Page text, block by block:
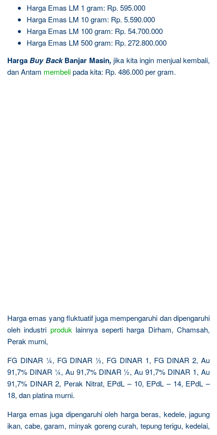
Harga Emas LM 1 gram: Rp. 595.000
Harga Emas LM 10 gram: Rp. 5.590.000
Harga Emas LM 100 gram: Rp. 54.700.000
Harga Emas LM 500 gram: Rp. 272.800.000
HargaBuy BackBanjar Masin,jika kita ingin menjual kembali,
dan Antam membelipada kita: Rp. 486.000 per gram.
Harga emas yang fluktuatif juga mempengaruhi dan dipengaruhi
oleh industri produk lainnya seperti harga Dirham, Chamsah,
Perak murni,
FG DINAR ¼, FG DINAR ½, FG DINAR 1, FG DINAR 2, Au
91,7% DINAR ¼, Au 91,7% DINAR ½, Au 91,7% DINAR 1, Au
91,7% DINAR 2, Perak Nitrat, EPdL – 10, EPdL – 14, EPdL –
18, dan platina murni.
Harga emas juga dipengaruhi oleh harga beras, kedele, jagung
ikan, cabe, garam, minyak goreng curah, tepung terigu, kedelai,